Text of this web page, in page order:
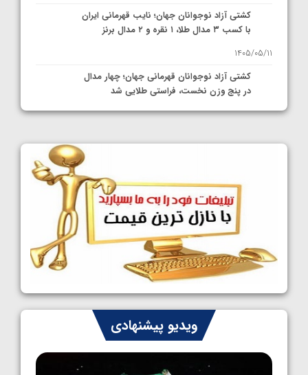
کشتی آزاد نوجوانان جهان؛ نایب قهرمانی ایران
با کسب ۳ مدال طلا، ۱ نقره و ۲ مدال برنز
1405/05/11
کشتی آزاد نوجوانان قهرمانی جهان؛ چهار مدال
در پنج وزن نخست، فراستی طلایی شد
1405/05/11
کشتی آزاد نوجوانان جهان؛ رقبای نمایندگان
ایران مشخص شدند
1405/05/08
کشتی فرنگی نوجوانان جهان؛ سکوی تیمی
سوم برای ایران
1405/05/07
ایران چشم به راه چهار مدال در پنج وزن دوم
کشتی فرنگی نوجوانان جهان
1405/05/06
ویدیو پیشنهادی